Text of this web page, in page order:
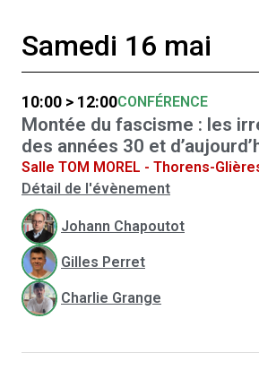
Samedi 16 mai
10:00 > 12:00CONFÉRENCE
Montée du fascisme : les
des années 30 et
Salle TOM MOREL - Thorens-
Détail de l'évènement
Johann Chapoutot
Gilles Perret
Charlie Grange